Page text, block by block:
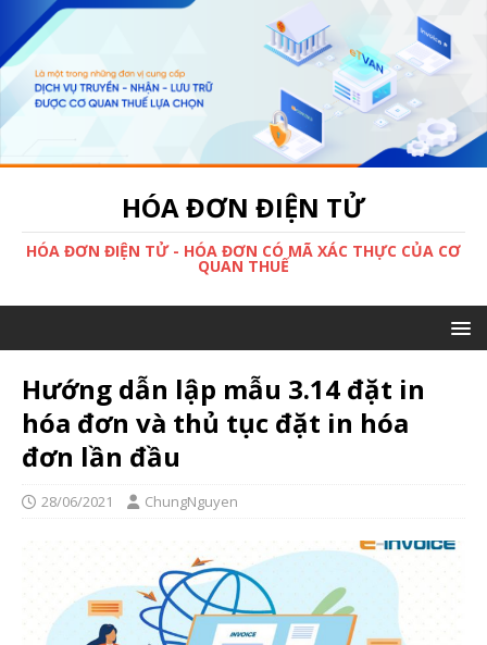
HÓA ĐƠN ĐIỆN TỬ
HÓA ĐƠN ĐIỆN TỬ - HÓA ĐƠN CÓ MÃ XÁC THỰC CỦA CƠ
QUAN THUẾ
Hướng dẫn lập mẫu 3.14 đặt in
hóa đơn và thủ tục đặt in hóa
đơn lần đầu
28/06/2021 ChungNguyen